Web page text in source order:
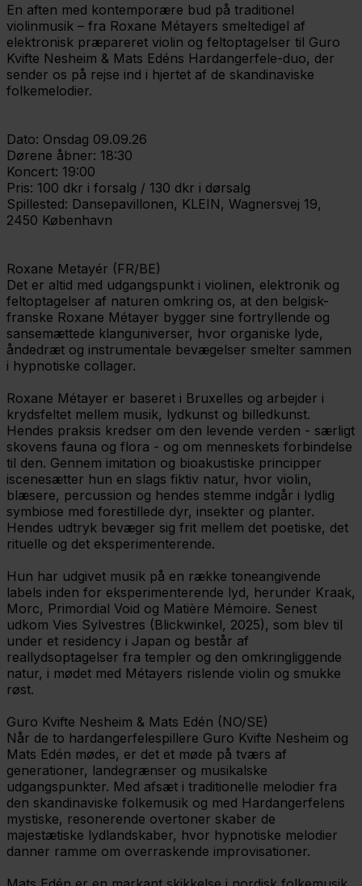
En aften med kontemporære bud på traditionel
violinmusik – fra Roxane Métayers smeltedigel af
elektronisk præpareret violin og feltoptagelser til Guro
Kvifte Nesheim & Mats Edéns Hardangerfele-duo, der
sender os på rejse ind i hjertet af de skandinaviske
folkemelodier.
Dato: Onsdag 09.09.26
Dørene åbner: 18:30
Koncert: 19:00
Pris: 100 dkr i forsalg / 130 dkr i dørsalg
Spillested: Dansepavillonen, KLEIN, Wagnersvej 19,
2450 København
Roxane Metayér (FR/BE)
Det er altid med udgangspunkt i violinen, elektronik og
feltoptagelser af naturen omkring os, at den belgisk-
franske Roxane Métayer bygger sine fortryllende og
sansemættede klanguniverser, hvor organiske lyde,
åndedræt og instrumentale bevægelser smelter sammen
i hypnotiske collager.
Roxane Métayer er baseret i Bruxelles og arbejder i
krydsfeltet mellem musik, lydkunst og billedkunst.
Hendes praksis kredser om den levende verden - særligt
skovens fauna og flora - og om menneskets forbindelse
til den. Gennem imitation og bioakustiske principper
iscenesætter hun en slags fiktiv natur, hvor violin,
blæsere, percussion og hendes stemme indgår i lydlig
symbiose med forestillede dyr, insekter og planter.
Hendes udtryk bevæger sig frit mellem det poetiske, det
rituelle og det eksperimenterende.
Hun har udgivet musik på en række toneangivende
labels inden for eksperimenterende lyd, herunder Kraak,
Morc, Primordial Void og Matière Mémoire. Senest
udkom Vies Sylvestres (Blickwinkel, 2025), som blev til
under et residency i Japan og består af
reallydsoptagelser fra templer og den omkringliggende
natur, i mødet med Métayers rislende violin og smukke
røst.
Guro Kvifte Nesheim & Mats Edén (NO/SE)
Når de to hardangerfelespillere Guro Kvifte Nesheim og
Mats Edén mødes, er det et møde på tværs af
generationer, landegrænser og musikalske
udgangspunkter. Med afsæt i traditionelle melodier fra
den skandinaviske folkemusik og med Hardangerfelens
mystiske, resonerende overtoner skaber de
majestætiske lydlandskaber, hvor hypnotiske melodier
danner ramme om overraskende improvisationer.